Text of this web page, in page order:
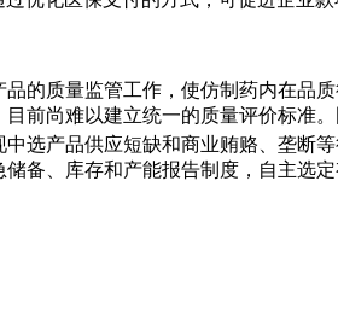
的质量监管工作，使仿制药内在品
前尚难以建立统一的质量评价标准
选产品供应短缺和商业贿赂、垄断
备、库存和产能报告制度，自主选